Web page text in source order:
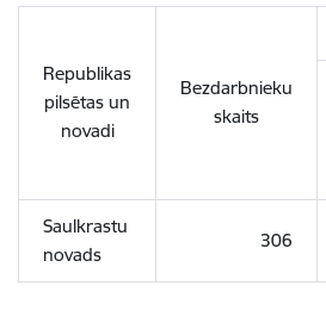
Republikas
pilsētas un
novadi
Bezdarbnieku
skaits
Saulkrastu
novads
306